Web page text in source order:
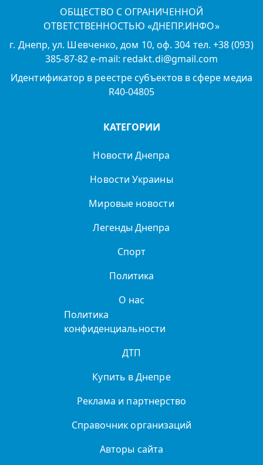
ОБЩЕСТВО С ОГРАНИЧЕННОЙ
ОТВЕТСТВЕННОСТЬЮ «ДНЕПР.ИНФО»
г. Днепр, ул. Шевченко, дом 10, оф. 304 тел. +38 (093)
385-87-82 e-mail: redakt.di@gmail.com
Идентификатор в реестре субъектов в сфере медиа
R40-04805
КАТЕГОРИИ
Новости Днепра
Новости Украины
Мировые новости
Легенды Днепра
Спорт
Политика
О нас
Политика
конфиденциальности
ДТП
Купить в Днепре
Реклама и партнерство
Справочник организаций
Авторы сайта